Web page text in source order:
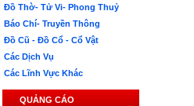
Đồ Thờ- Tử Vi- Phong Thuỷ
Báo Chí- Truyền Thông
Đồ Cũ - Đồ Cổ - Cổ Vật
Các Dịch Vụ
Các Lĩnh Vực Khác
QUẢNG CÁO